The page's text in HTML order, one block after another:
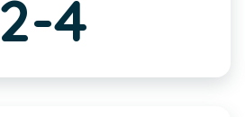
2-4